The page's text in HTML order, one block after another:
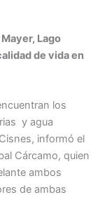
Lago
de vida en
los
y agua
informó el
Cárcamo, quien
ambos
de ambas